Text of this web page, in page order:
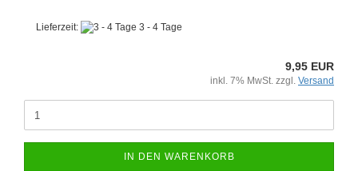
Lieferzeit: 3 - 4 Tage
9,95 EUR
inkl. 7% MwSt. zzgl. Versand
IN DEN WARENKORB